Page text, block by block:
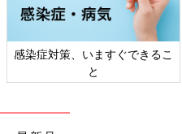
半谷 まず、感情的にどなるの
分を落ち着かせるための行動
しています。具体的には、深呼
です。それでも我慢できずにど
しょう。「ごめんね、ママが悪
感染症対策、いますぐできるこ
と